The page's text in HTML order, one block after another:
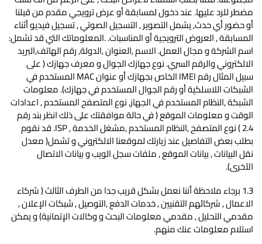
مضطر للرد عليها. ‌عند دخول لمسابقة أو عرض ترويجي مقدم من قبلنا
أو حضور أي حدث, يشمل التصوير , التسجيل الصوتي , تسجيل فيديو أثناء
المسابقة , العروض الترويجية أو المناسبات. .المعلوماتك التي قد تشمل:
اسم الشركة و مجال العمل. الاسم ,العنوان ,الدولة, رقم الهاتف,البريد
الالكتروني والرقم السري. نوع جهازك الجوال و معرف جهازك ( على
سبيل المثال رقم IMEI الخاص بجهازك أو عنوان MAC المستخدم في
الشبكات اللاسلكية أو رقم الجوال المستخدم في جهازك). معلومات
الشبكة ,النظام المستخدم في الجهاز, نوع المتصفح المستخدم , اعدادات
الوقت و معلومات الموقع ( في حالة موافقتك على ذلك انظر بند رقم
2.4 ) نوع المتصفح ,النظام المستخدم ,مشغل الخدمة , ISP. قد نقوم
بطلب بعض التفاصيل عند زيارتك لموقعنا الالكتروني و تشمل( معدل
نقل البيانات , بيانات الموقع , ملفات سجل الويب و بيانات الاتصال
الآخرى).
1.3 برجاء ملاحظة أننا نعمل بشكل قريب جدا من الطرف الثالث ( شركاء
الاعمال , شركائهم التقنيين , خدمات الدفع ,التوصيل , شبكات الإعلان ,
مقدمي التحليل , مقدمي معلومات البحث و وكالات الإتمانية) و يمكن
استلام معلومات عنك منهم.